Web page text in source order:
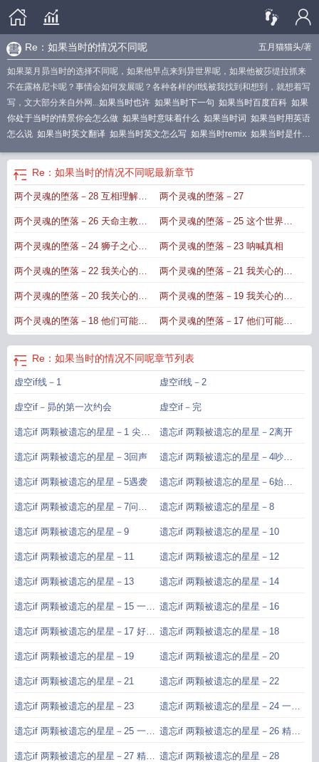
五月猫猫头/著
Re：如果当时的情况不同呢
如果菜月昴当时的选择不同呢，如果他早点来到异世界呢，如果他被莎缇拉抓来
不在露格尼卡呢？事情会如何发展呢？各种各样的if线被我找到和想到，就想着写
写，文大部分来自外网...如果当时也许 如果当时下一句 如果当时百度百科 如果
你处于当时的情景你会怎么做 如果当时意味着什么 如果当时词 如果当时用英语
怎么说 如果当时英文翻译 如果当时英文怎么写 如果当时remix 如果当时是什么
Re：如果当时的情况不同呢最新章节
两个灵魂的堕落－28 互相理解的
痛苦
两个灵魂的堕落－27
两个灵魂的堕落－26 天命主教到
来
两个灵魂的堕落－25 这个世界也
有奥托吗
两个灵魂的堕落－24 狮子之心与
夜中之雾
两个灵魂的堕落－23 呐喊真相
两个灵魂的堕落－22 我关心的星
星完
两个灵魂的堕落－21 我关心的星
星3
两个灵魂的堕落－20 我关心的星
星2
两个灵魂的堕落－19 我关心的星
星1
两个灵魂的堕落－18 他们可能会
流血完
两个灵魂的堕落－17 他们可能会
流血4
Re：如果当时的情况不同呢章节列表
虚空if线－1 虚空if线－2
虚空if－昴的第一次约会 虚空if－完
遗忘if 两颗被遗忘的星星－1 尖锐
的谈判
遗忘if 两颗被遗忘的星星－2离开
遗忘if 两颗被遗忘的星星－3回声 遗忘if 两颗被遗忘的星星－4吵闹
的早晨
遗忘if 两颗被遗忘的星星－5遇袭 遗忘if 两颗被遗忘的星星－6始料
未及的再会
遗忘if 两颗被遗忘的星星－7问题
答案和更多问题
遗忘if 两颗被遗忘的星星－8
遗忘if 两颗被遗忘的星星－9 遗忘if 两颗被遗忘的星星－10
遗忘if 两颗被遗忘的星星－11 遗忘if 两颗被遗忘的星星－12
遗忘if 两颗被遗忘的星星－13 遗忘if 两颗被遗忘的星星－14
遗忘if 两颗被遗忘的星星－15 一个
平静的早晨
遗忘if 两颗被遗忘的星星－16
遗忘if 两颗被遗忘的星星－17 好好
看看不存在的现在吧
遗忘if 两颗被遗忘的星星－18
遗忘if 两颗被遗忘的星星－19 遗忘if 两颗被遗忘的星星－20
遗忘if 两颗被遗忘的星星－21 遗忘if 两颗被遗忘的星星－22
遗忘if 两颗被遗忘的星星－23 遗忘if 两颗被遗忘的星星－24 一个
精灵的决心1
遗忘if 两颗被遗忘的星星－25 一个
精灵的决心2
遗忘if 两颗被遗忘的星星－26 精灵
的独白1
遗忘if 两颗被遗忘的星星－27 精灵 遗忘if 两颗被遗忘的星星－28